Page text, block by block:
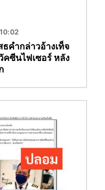
คำกล่าวอ้างเท็จ
คซีนไฟเซอร์ หลัง